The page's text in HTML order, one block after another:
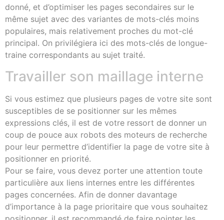
donné, et d’optimiser les pages secondaires sur le
même sujet avec des variantes de mots-clés moins
populaires, mais relativement proches du mot-clé
principal. On privilégiera ici des mots-clés de longue-
traine correspondants au sujet traité.
Travailler son maillage interne
Si vous estimez que plusieurs pages de votre site sont
susceptibles de se positionner sur les mêmes
expressions clés, il est de votre ressort de donner un
coup de pouce aux robots des moteurs de recherche
pour leur permettre d’identifier la page de votre site à
positionner en priorité.
Pour se faire, vous devez porter une attention toute
particulière aux liens internes entre les différentes
pages concernées. Afin de donner davantage
d’importance à la page prioritaire que vous souhaitez